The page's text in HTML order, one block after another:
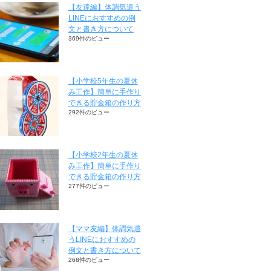
【友達編】体調気遣う
LINEにおすすめの例
文と書き方について
369件のビュー
【小学校5年生の夏休
み工作】簡単に手作り
できる貯金箱の作り方
292件のビュー
【小学校2年生の夏休
み工作】簡単に手作り
できる貯金箱の作り方
277件のビュー
【ママ友編】体調気遣
うLINEにおすすめの
例文と書き方について
268件のビュー